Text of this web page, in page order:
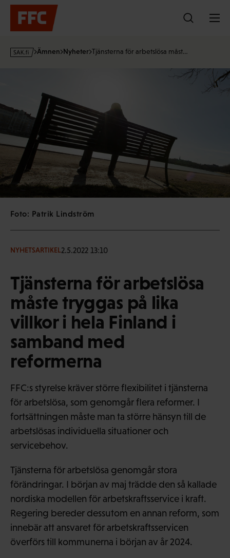
Hoppa
innehållet
s
Ämnen Nyheter Tjänsterna för arbetslösa måst…
Foto: Patrik Lindström
NYHETSARTIKEL2.5.2022 13:10
Tjänsterna för arbetslösa
måste tryggas på lika
villkor i hela Finland i
samband med
reformerna
FFC:s styrelse kräver större flexibilitet i tjänsterna
för arbetslösa, som genomgår flera reformer. I
fortsättningen måste man ta större hänsyn till de
arbetslösas individuella situationer och
servicebehov.
Tjänsterna för arbetslösa genomgår stora
förändringar. I början av maj trädde den så kallade
nordiska modellen för arbetskraftsservice i kraft.
Regering bereder dessutom en annan reform, som
innebär att ansvaret för arbetskraftsservicen
överförs till kommunerna i början av år 2024.